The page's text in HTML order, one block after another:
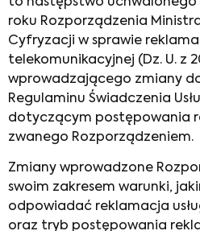
roku Rozporządzenia
Cyfryzacji w sprawie
telekomunikacyjnej (Dz. U. z
wprowadzającego zmiany
Regulaminu Świadczenia
dotyczącym postępowania
zwanego Rozporządzeniem.
Zmiany wprowadzone
swoim zakresem warunki,
odpowiadać reklamacja
oraz tryb postępowania